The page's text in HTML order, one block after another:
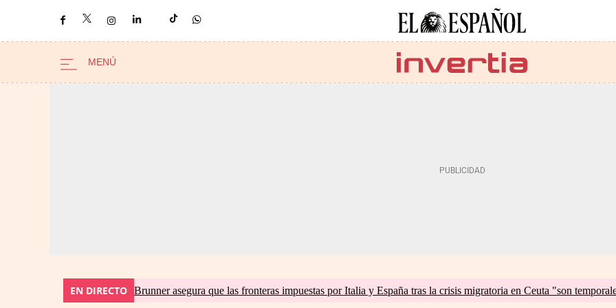
EN DIRECTO Brunner asegura que las fronteras impuestas por Italia y España tras la crisis migratoria en Ceuta "son